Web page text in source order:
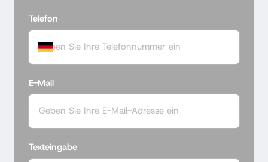
Telefon
E-Mail
Texteingabe